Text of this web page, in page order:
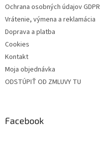
Ochrana osobných údajov GDPR
Vrátenie, výmena a reklamácia
Doprava a platba
Cookies
Kontakt
Moja objednávka
ODSTÚPIŤ OD ZMLUVY TU
Facebook